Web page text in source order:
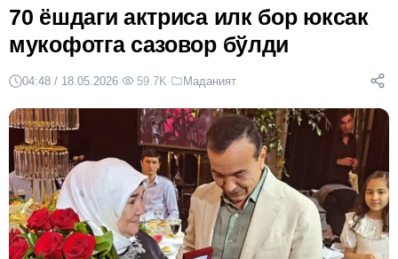
70 ёшдаги актриса илк бор юксак
мукофотга сазовор бўлди
04:48 / 18.05.2026· 59.7K· Маданият